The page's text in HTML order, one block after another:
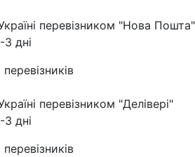
перевізником "Нова Пошта"
дні
перевізником "Делівері"
дні